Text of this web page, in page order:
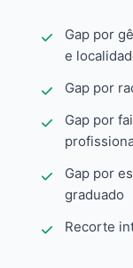
Gap por
e
Gap por
Gap por
Gap por
graduado
Recorte